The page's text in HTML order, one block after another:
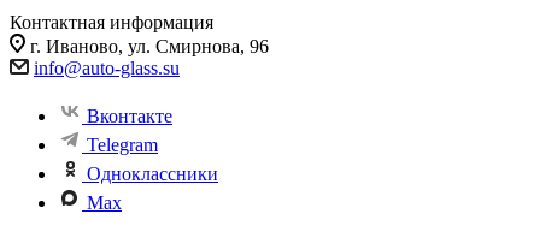
Контактная информация
г. Иваново, ул. Смирнова, 96
info@auto-glass.su
Вконтакте
Telegram
Одноклассники
Max